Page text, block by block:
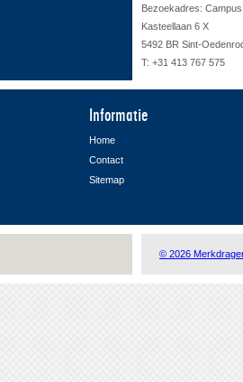
Bezoekadres:
Kasteellaan 6 X
5492 BR Sint-
T: +31 413 767 575
Informatie
Home
Contact
Sitemap
© 2026